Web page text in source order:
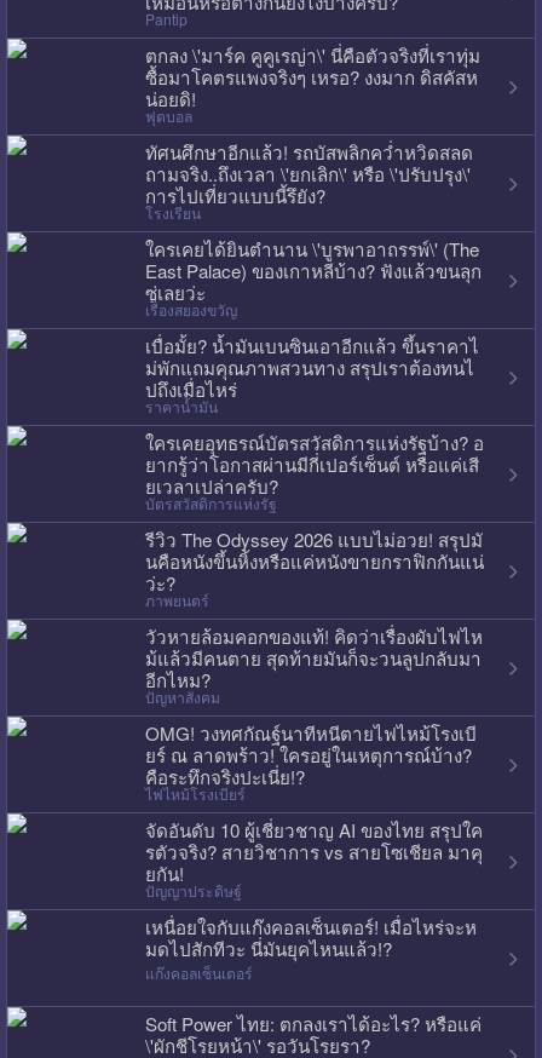
Pantip
ตกลง \'มาร์ค คูคูเรญ่า\' นี่คือตัวจริงที่เราทุ่ม
ซื้อมาโคตรแพงจริงๆ เหรอ? งงมาก ดิสคัสห
น่อยดิ!
ฟุตบอล
ทัศนศึกษาอีกแล้ว! รถบัสพลิกคว่ำหวิดสลด
ถามจริง..ถึงเวลา \'ยกเลิก\' หรือ \'ปรับปรุง\'
การไปเที่ยวแบบนี้รึยัง?
โรงเรียน
ใครเคยได้ยินตำนาน \'บูรพาอาถรรพ์\' (The
East Palace) ของเกาหลีบ้าง? ฟังแล้วขนลุก
ซู่เลยว่ะ
เรื่องสยองขวัญ
เบื่อมั้ย? น้ำมันเบนซินเอาอีกแล้ว ขึ้นราคาไ
ม่พักแถมคุณภาพสวนทาง สรุปเราต้องทนไ
ปถึงเมื่อไหร่
ราคาน้ำมัน
ใครเคยอุทธรณ์บัตรสวัสดิการแห่งรัฐบ้าง? อ
ยากรู้ว่าโอกาสผ่านมีกี่เปอร์เซ็นต์ หรือแค่เสี
ยเวลาเปล่าครับ?
บัตรสวัสดิการแห่งรัฐ
รีวิว The Odyssey 2026 แบบไม่อวย! สรุปมั
นคือหนังขึ้นหิ้งหรือแค่หนังขายกราฟิกกันแน่
ว่ะ?
ภาพยนตร์
วัวหายล้อมคอกของแท้! คิดว่าเรื่องผับไฟไห
ม้แล้วมีคนตาย สุดท้ายมันก็จะวนลูปกลับมา
อีกไหม?
ปัญหาสังคม
OMG! วงทศกัณฐ์นาทีหนีตายไฟไหม้โรงเบี
ยร์ ณ ลาดพร้าว! ใครอยู่ในเหตุการณ์บ้าง?
คือระทึกจริงปะเนี่ย!?
ไฟไหม้โรงเบียร์
จัดอันดับ 10 ผู้เชี่ยวชาญ AI ของไทย สรุปใค
รตัวจริง? สายวิชาการ vs สายโซเชียล มาคุ
ยกัน!
ปัญญาประดิษฐ์
เหนื่อยใจกับแก๊งคอลเซ็นเตอร์! เมื่อไหร่จะห
มดไปสักทีวะ นี่มันยุคไหนแล้ว!?
แก๊งคอลเซ็นเตอร์
Soft Power ไทย: ตกลงเราได้อะไร? หรือแค่
\'ผักชีโรยหน้า\' รอวันโรยรา?